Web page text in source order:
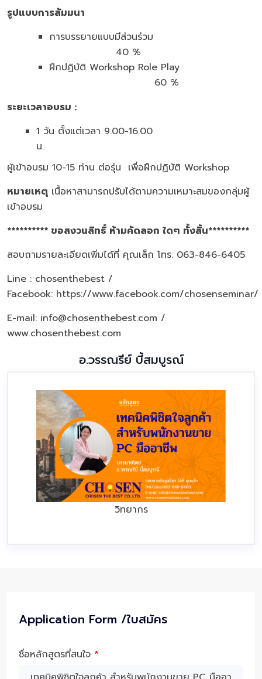
รูปแบบการสัมมนา
การบรรยายแบบมีส่วนร่วม
40 %
ฝึกปฏิบัติ Workshop Role Play
60 %
ระยะเวลาอบรม :
1 วัน ตั้งแต่เวลา 9.00-16.00
น.
ผู้เข้าอบรม 10-15 ท่าน ต่อรุ่น เพื่อฝึกปฏิบัติ Workshop
หมายเหตุ เนื้อหาสามารถปรับได้ตามความเหมาะสมของกลุ่มผู้
เข้าอบรม
********** ขอสงวนสิทธิ์ ห้ามคัดลอก ใดๆ ทั้งสิ้น**********
สอบถามรายละเอียดเพิ่มได้ที่ คุณเล็ก โทร. 063-846-6405
Line : chosenthebest /
Facebook: https://www.facebook.com/chosenseminar/
E-mail: info@chosenthebest.com /
www.chosenthebest.com
อ.วรรณรีย์ บี้สมบูรณ์
วิทยากร
Application Form /ใบสมัคร
ชื่อหลักสูตรที่สนใจ *